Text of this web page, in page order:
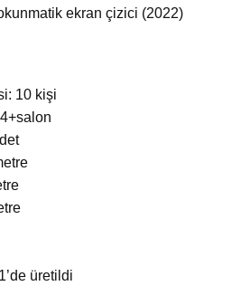
ekran çizici (2022)
10 kişi
üretildi